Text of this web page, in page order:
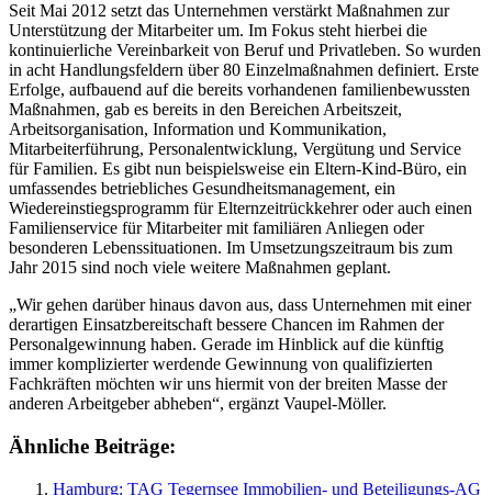
Seit Mai 2012 setzt das Unternehmen verstärkt Maßnahmen zur
Unterstützung der Mitarbeiter um. Im Fokus steht hierbei die
kontinuierliche Vereinbarkeit von Beruf und Privatleben. So wurden
in acht Handlungsfeldern über 80 Einzelmaßnahmen definiert. Erste
Erfolge, aufbauend auf die bereits vorhandenen familienbewussten
Maßnahmen, gab es bereits in den Bereichen Arbeitszeit,
Arbeitsorganisation, Information und Kommunikation,
Mitarbeiterführung, Personalentwicklung, Vergütung und Service
für Familien. Es gibt nun beispielsweise ein Eltern-Kind-Büro, ein
umfassendes betriebliches Gesundheitsmanagement, ein
Wiedereinstiegsprogramm für Elternzeitrückkehrer oder auch einen
Familienservice für Mitarbeiter mit familiären Anliegen oder
besonderen Lebenssituationen. Im Umsetzungszeitraum bis zum
Jahr 2015 sind noch viele weitere Maßnahmen geplant.
„Wir gehen darüber hinaus davon aus, dass Unternehmen mit einer
derartigen Einsatzbereitschaft bessere Chancen im Rahmen der
Personalgewinnung haben. Gerade im Hinblick auf die künftig
immer komplizierter werdende Gewinnung von qualifizierten
Fachkräften möchten wir uns hiermit von der breiten Masse der
anderen Arbeitgeber abheben“, ergänzt Vaupel-Möller.
Ähnliche Beiträge:
Hamburg: TAG Tegernsee Immobilien- und Beteiligungs-AG